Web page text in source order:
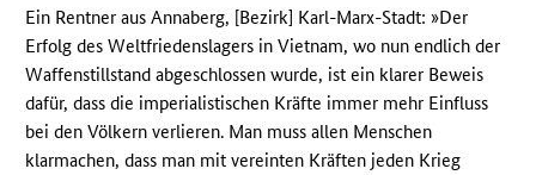
Ein Rentner aus Annaberg, [Bezirk] Karl-Marx-Stadt: »Der
Erfolg des Weltfriedenslagers in Vietnam, wo nun endlich der
Waffenstillstand abgeschlossen wurde, ist ein klarer Beweis
dafür, dass die imperialistischen Kräfte immer mehr Einfluss
bei den Völkern verlieren. Man muss allen Menschen
klarmachen, dass man mit vereinten Kräften jeden Krieg